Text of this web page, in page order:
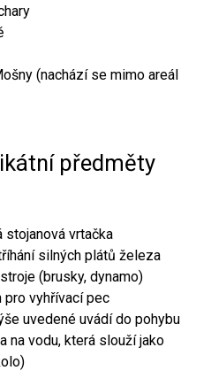
(nachází se mimo areál
předměty
stojanová vrtačka
silných plátů železa
(brusky, dynamo)
pro vyhřívací pec
uvedené uvádí do pohybu
na vodu, která slouží jako